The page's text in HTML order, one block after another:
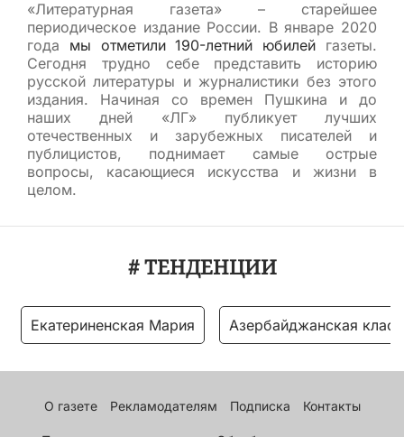
«Литературная газета» – старейшее
периодическое издание России. В январе 2020
года мы отметили 190-летний юбилей газеты.
Сегодня трудно себе представить историю
русской литературы и журналистики без этого
издания. Начиная со времен Пушкина и до
наших дней «ЛГ» публикует лучших
отечественных и зарубежных писателей и
публицистов, поднимает самые острые
вопросы, касающиеся искусства и жизни в
целом.
# ТЕНДЕНЦИИ
Екатериненская Мария Азербайджанская
О газете Рекламодателям Подписка Контакты